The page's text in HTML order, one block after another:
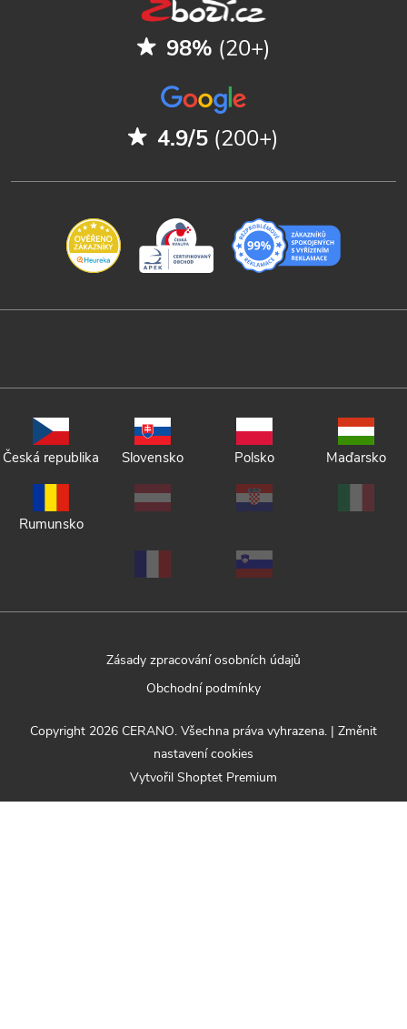
98% (20+)
4.9/5 (200+)
Česká republika Slovensko Polsko Maďarsko
Rumunsko
Zásady zpracování osobních údajů
Obchodní podmínky
Vytvořil Shoptet Premium
Copyright 2026 CERANO. Všechna práva vyhrazena. | Změnit
nastavení cookies